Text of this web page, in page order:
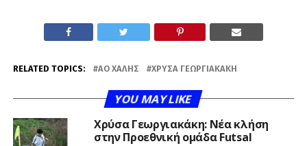
RELATED TOPICS: ΑΟ ΧΆΛΗΣ ΧΡΎΣΑ ΓΕΩΡΓΙΑΚΆΚΗ
YOU MAY LIKE
Χρύσα Γεωργιακάκη: Νέα κλήση
στην Προεθνική ομάδα Futsal